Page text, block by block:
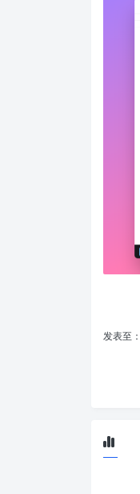
发表至：